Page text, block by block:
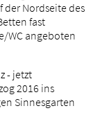
der Nordseite des
fast
WC angeboten
- jetzt
2016 ins
Sinnesgarten